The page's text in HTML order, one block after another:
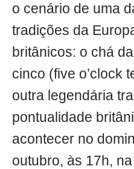
o cenário de uma
tradições da
britânicos: o chá
cinco (five o’clock
outra legendária
pontualidade
acontecer no
outubro, às 17h,